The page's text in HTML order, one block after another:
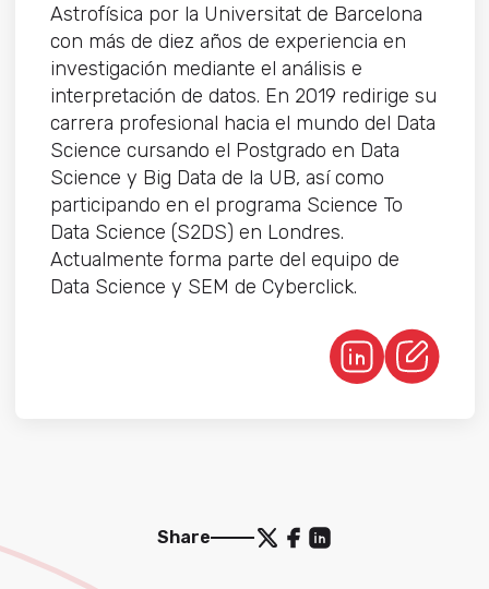
Astrofísica por la Universitat de Barcelona
con más de diez años de experiencia en
investigación mediante el análisis e
interpretación de datos. En 2019 redirige su
carrera profesional hacia el mundo del Data
Science cursando el Postgrado en Data
Science y Big Data de la UB, así como
participando en el programa Science To
Data Science (S2DS) en Londres.
Actualmente forma parte del equipo de
Data Science y SEM de Cyberclick.
Share